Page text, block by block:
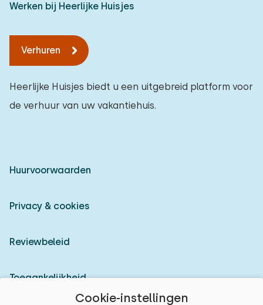
Cookie-instellingen
Werken bij Heerlijke Huisjes
Verhuren
Heerlijke Huisjes biedt u een uitgebreid platform voor
de verhuur van uw vakantiehuis.
Huurvoorwaarden
Privacy & cookies
Reviewbeleid
Toegankelijkheid